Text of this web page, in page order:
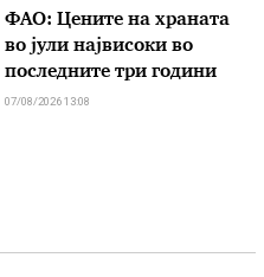
ФАО: Цените на храната
во јули највисоки во
последните три години
07/08/2026 13:08